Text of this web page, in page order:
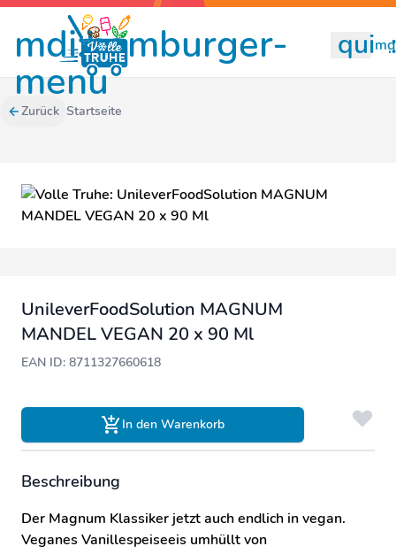
mdi:hamburger-
menu
Zurück Startseite
UnileverFoodSolution MAGNUM
MANDEL VEGAN 20 x 90 Ml
EAN ID: 8711327660618
In den Warenkorb
Beschreibung
Der Magnum Klassiker jetzt auch endlich in vegan.
Veganes Vanillespeiseeis umhüllt von